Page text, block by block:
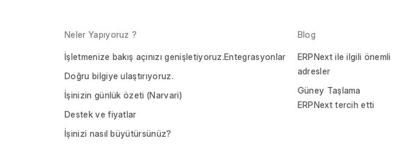
Neler Yapıyoruz ?
İşletmenize bakış açınızı genişletiyoruz.
Doğru bilgiye ulaştırıyoruz.
İşinizin günlük özeti (Narvari)
Destek ve fiyatlar
İşinizi nasıl büyütürsünüz?
Entegrasyonlar
Blog
ERPNext ile ilgili önemli
adresler
Güney Taşlama
ERPNext tercih etti